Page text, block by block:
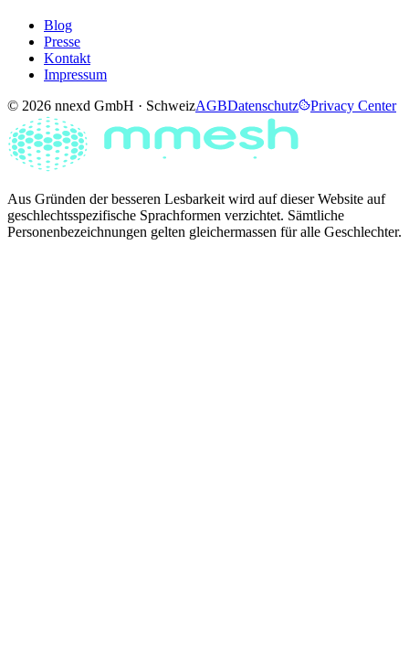
Blog
Presse
Kontakt
Impressum
© 2026 nnexd GmbH · SchweizAGBDatenschutz Privacy Center
Aus Gründen der besseren Lesbarkeit wird auf dieser Website auf
geschlechtsspezifische Sprachformen verzichtet. Sämtliche
Personenbezeichnungen gelten gleichermassen für alle Geschlechter.